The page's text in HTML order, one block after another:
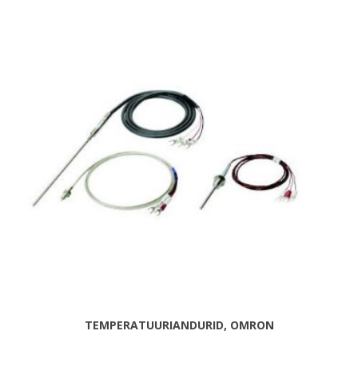
TEMPERATUURIANDURID, OMRON